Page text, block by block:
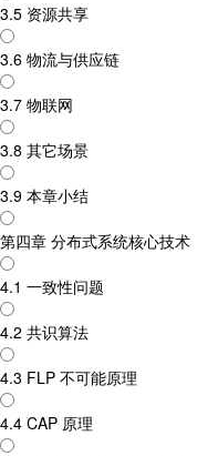
3.5 资源共享
3.6 物流与供应链
3.7 物联网
3.8 其它场景
3.9 本章小结
第四章 分布式系统核心技术
4.1 一致性问题
4.2 共识算法
4.3 FLP 不可能原理
4.4 CAP 原理